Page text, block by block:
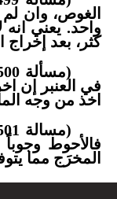
الغوص، وان
واحد. يعني
كثر، بعد إخراج
في العنبر إن
اخذ من وجه
فالأحوط
المخرَج مما